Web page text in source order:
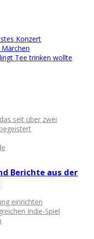
Konzert
Tee trinken wollte
seit über zwei
Berichte aus der
einrichten
Indie-Spiel